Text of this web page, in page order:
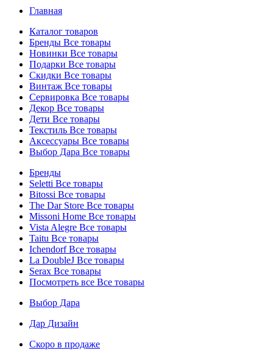
Главная
Каталог товаров
Бренды Все товары
Новинки Все товары
Подарки Все товары
Скидки Все товары
Винтаж Все товары
Сервировка Все товары
Декор Все товары
Дети Все товары
Текстиль Все товары
Аксессуары Все товары
Выбор Дара Все товары
Бренды
Seletti Все товары
Bitossi Все товары
The Dar Store Все товары
Missoni Home Все товары
Vista Alegre Все товары
Taitu Все товары
IchendorfВсе товары
La DoubleJ Все товары
Serax Все товары
Посмотреть все Все товары
Выбор Дара
Дар Дизайн
Скоро в продаже